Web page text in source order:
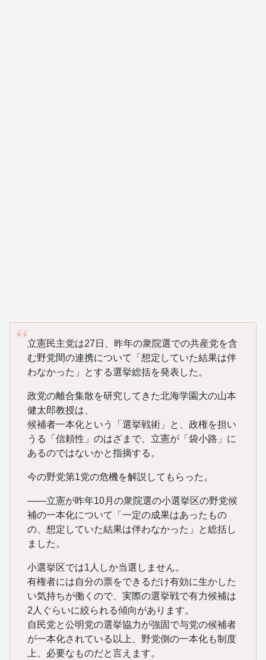
立憲民主党は27日、昨年の衆院選での共産党を含
む野党間の連携について「想定していた結果は伴
わなかった」とする選挙総括を発表した。
政党の離合集散を研究してきた北海学園大の山本
健太郎教授は、
候補者一本化という「選挙戦術」と、政権を担い
うる「信頼性」のはざまで、立憲が「袋小路」に
あるのではないかと指摘する。
今の野党第1党の危機を解説してもらった。
――立憲が昨年10月の衆院選の小選挙区の野党候
補の一本化について「一定の成果はあったもの
の、想定していた結果は伴わなかった」と総括し
ました。
小選挙区では1人しか当選しません。
有権者には自分の票をできるだけ有効に生かした
い気持ちが働くので、実際の選挙戦で有力候補は
2人ぐらいに絞られる傾向があります。
自民党と公明党の選挙協力が強固で与党の候補者
が一本化されている以上、野党側の一本化も制度
上、必要なものだと言えます。